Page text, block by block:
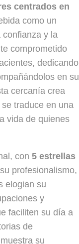
centrados en
como un
y la
comprometido
dedicando
en su
cercanía crea
traduce en una
vida de quienes
con 5 estrellas
profesionalismo,
elogian su
y
faciliten su día a
de
su